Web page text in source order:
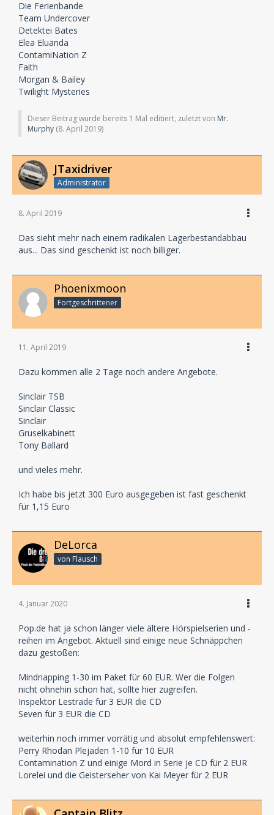
Die Ferienbande
Team Undercover
Detektei Bates
Elea Eluanda
ContamiNation Z
Faith
Morgan & Bailey
Twilight Mysteries
Dieser Beitrag wurde bereits 1 Mal editiert, zuletzt von Mr.
Murphy (8. April 2019)
JTaxidriver
Administrator
8. April 2019
Das sieht mehr nach einem radikalen Lagerbestandabbau
aus... Das sind geschenkt ist noch billiger.
Phoenixmoon
Fortgeschrittener
11. April 2019
Dazu kommen alle 2 Tage noch andere Angebote.
Sinclair TSB
Sinclair Classic
Sinclair
Gruselkabinett
Tony Ballard
und vieles mehr.
Ich habe bis jetzt 300 Euro ausgegeben ist fast geschenkt
für 1,15 Euro
DeLorca
von Flausch
4. Januar 2020
Pop.de hat ja schon länger viele ältere Hörspielserien und -
reihen im Angebot. Aktuell sind einige neue Schnäppchen
dazu gestoßen:
Mindnapping 1-30 im Paket für 60 EUR. Wer die Folgen
nicht ohnehin schon hat, sollte hier zugreifen.
Inspektor Lestrade für 3 EUR die CD
Seven für 3 EUR die CD
weiterhin noch immer vorrätig und absolut empfehlenswert:
Perry Rhodan Plejaden 1-10 für 10 EUR
Contamination Z und einige Mord in Serie je CD für 2 EUR
Lorelei und die Geisterseher von Kai Meyer für 2 EUR